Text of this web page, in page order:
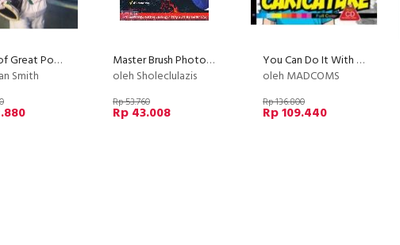
Secret of Great Potrait Photography (Disc 50%)
Smith
Master Brush Photoshop
oleh Sholeclulazis
Rp 53.760
Rp 43.008
You Can Do It With Photoshop Creative Caricature + CD
oleh MADCOMS
Rp 136.800
Rp 109.440